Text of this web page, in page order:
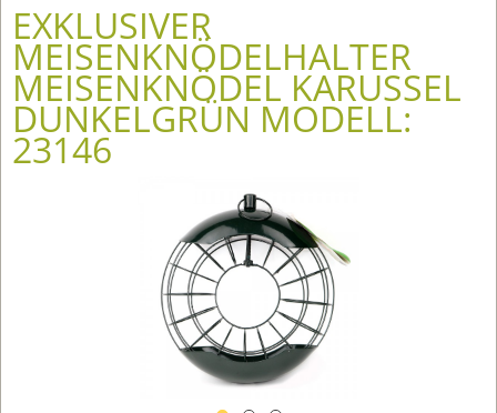
EXKLUSIVER
MEISENKNÖDELHALTER
MEISENKNÖDEL KARUSSEL
DUNKELGRÜN MODELL:
23146